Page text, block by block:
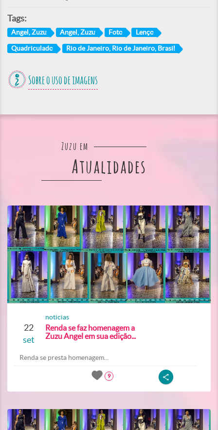
Tags:
Angel, Zuzu Angel, Zuzu Foto Lenço
Quadriculado Rio de Janeiro, Rio de Janeiro, Brasil
Sobre o uso de imagens
Zuzu em
Atualidades
22
set
noticias
Renda se faz homenagem a
Zuzu Angel em sua edição...
Renda se presta homenagem...
9